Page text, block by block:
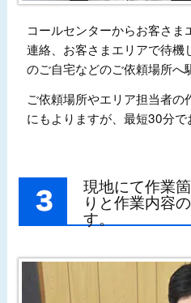
コールセンターからお客さま
連絡、お客さまエリアで待機
のご自宅などのご依頼場所へ
ご依頼場所やエリア担当者
にもよりますが、最短30分で
現地にて作業
りと作業内容
す。